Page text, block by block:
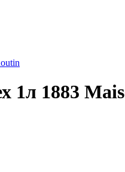
1л 1883